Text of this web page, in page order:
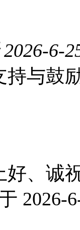
6-
持与鼓
好、诚
2026-